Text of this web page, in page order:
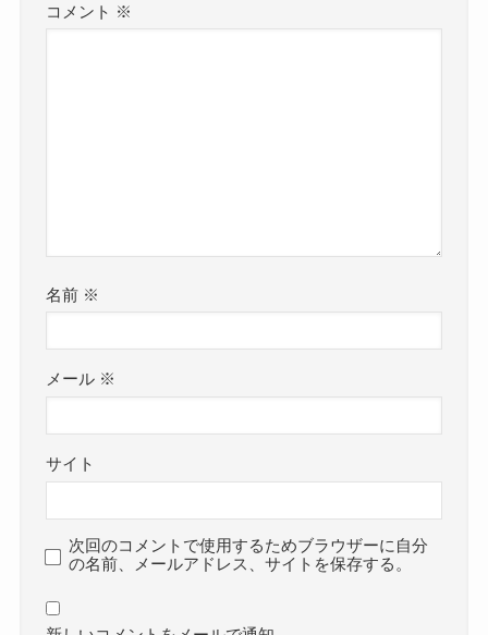
コメント ※
名前 ※
メール ※
サイト
次回のコメントで使用するためブラウザーに自分
の名前、メールアドレス、サイトを保存する。